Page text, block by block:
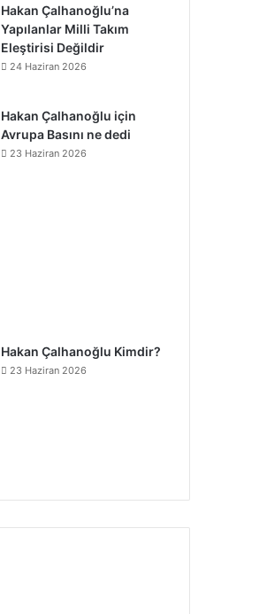
Hakan Çalhanoğlu’na
Yapılanlar Milli Takım
Eleştirisi Değildir
24 Haziran 2026
Hakan Çalhanoğlu için
Avrupa Basını ne dedi
23 Haziran 2026
Hakan Çalhanoğlu Kimdir?
23 Haziran 2026